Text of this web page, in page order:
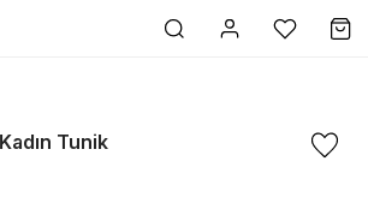
Tunik